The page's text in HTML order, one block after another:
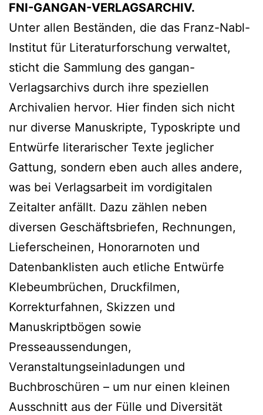
FNI-GANGAN-VERLAGSARCHIV.
Unter allen Beständen, die das Franz-Nabl-
Institut für Literaturforschung verwaltet,
sticht die Sammlung des gangan-
Verlagsarchivs durch ihre speziellen
Archivalien hervor. Hier finden sich nicht
nur diverse Manuskripte, Typoskripte und
Entwürfe literarischer Texte jeglicher
Gattung, sondern eben auch alles andere,
was bei Verlagsarbeit im vordigitalen
Zeitalter anfällt. Dazu zählen neben
diversen Geschäftsbriefen, Rechnungen,
Lieferscheinen, Honorarnoten und
Datenbanklisten auch etliche Entwürfe
Klebeumbrüchen, Druckfilmen,
Korrekturfahnen, Skizzen und
Manuskriptbögen sowie
Presseaussendungen,
Veranstaltungseinladungen und
Buchbroschüren – um nur einen kleinen
Ausschnitt aus der Fülle und Diversität